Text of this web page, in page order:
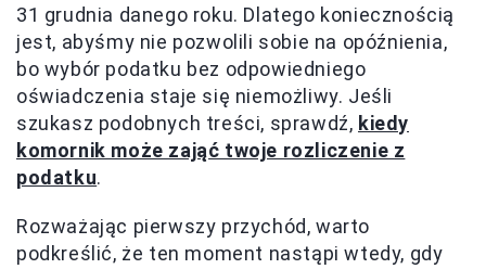
31 grudnia danego roku. Dlatego koniecznością
jest, abyśmy nie pozwolili sobie na opóźnienia,
bo wybór podatku bez odpowiedniego
oświadczenia staje się niemożliwy. Jeśli
szukasz podobnych treści, sprawdź, kiedy
komornik może zająć twoje rozliczenie z
podatku.
Rozważając pierwszy przychód, warto
podkreślić, że ten moment nastąpi wtedy, gdy